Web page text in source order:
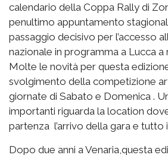
calendario della Coppa Rally di
penultimo appuntamento
passaggio decisivo per l’accesso
nazionale in programma a Lucca
Molte le novità per questa
svolgimento della competizione
giornate di Sabato e Domenica .
importanti riguarda la location
partenza l’arrivo della gara e tutto
Dopo due anni a Venaria,questa